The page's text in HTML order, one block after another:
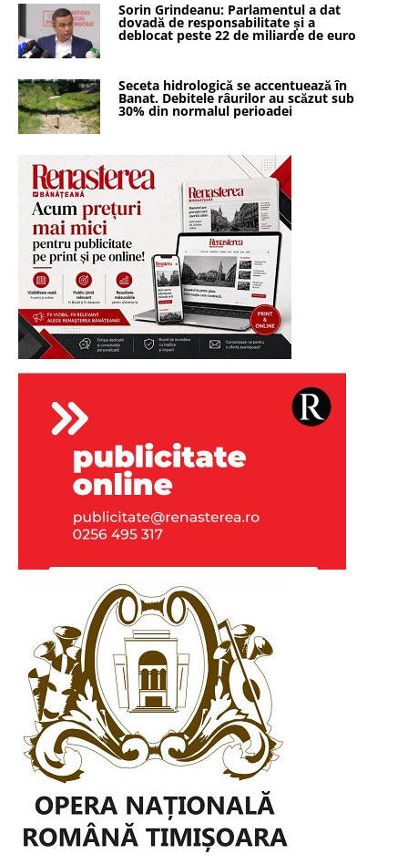
Sorin Grindeanu: Parlamentul a dat
dovadă de responsabilitate și a
deblocat peste 22 de miliarde de euro
Seceta hidrologică se accentuează în
Banat. Debitele râurilor au scăzut sub
30% din normalul perioadei